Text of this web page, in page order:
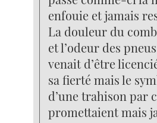
enfouie et jamais
La douleur du
et l’odeur des
venait d’être
sa fierté mais le
d’une trahison par
promettaient mais